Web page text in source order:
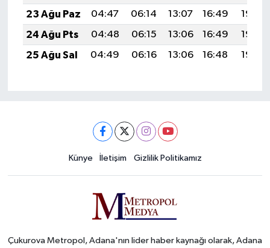
23 Ağu Paz
04:47 06:14 13:07 16:49
19:49
24 Ağu Pts
04:48 06:15 13:06 16:49
19:48
25 Ağu Sal
04:49 06:16 13:06 16:48 19:46
Künye İletişim Gizlilik Politikamız
Çukurova Metropol, Adana'nın lider haber kaynağı olarak, Adana